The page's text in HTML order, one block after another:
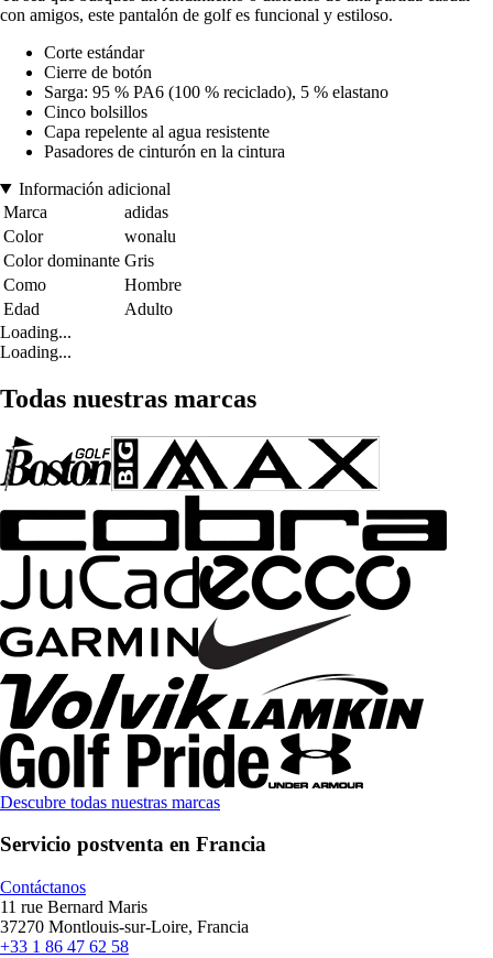
con amigos, este pantalón de golf es funcional y estiloso.
Corte estándar
Cierre de botón
Sarga: 95 % PA6 (100 % reciclado), 5 % elastano
Cinco bolsillos
Capa repelente al agua resistente
Pasadores de cinturón en la cintura
Información adicional
Marca
adidas
Color
wonalu
Color dominante Gris
Como
Hombre
Edad
Adulto
Loading...
Loading...
Todas nuestras marcas
Descubre todas nuestras marcas
Servicio postventa en Francia
Contáctanos
11 rue Bernard Maris
37270 Montlouis-sur-Loire, Francia
+33 1 86 47 62 58